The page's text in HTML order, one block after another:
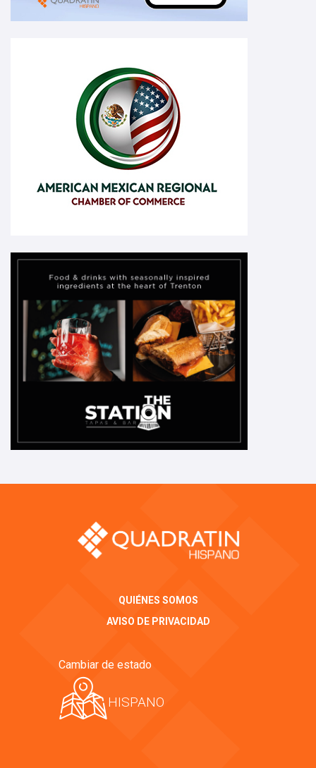
QUIÉNES SOMOS
AVISO DE PRIVACIDAD
Cambiar de estado
HISPANO